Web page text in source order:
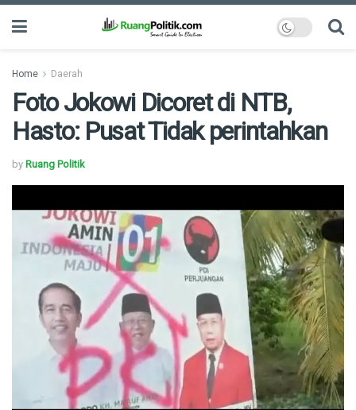
Home Daerah
Foto Jokowi Dicoret di NTB,
Hasto: Pusat Tidak perintahkan
by Ruang Politik